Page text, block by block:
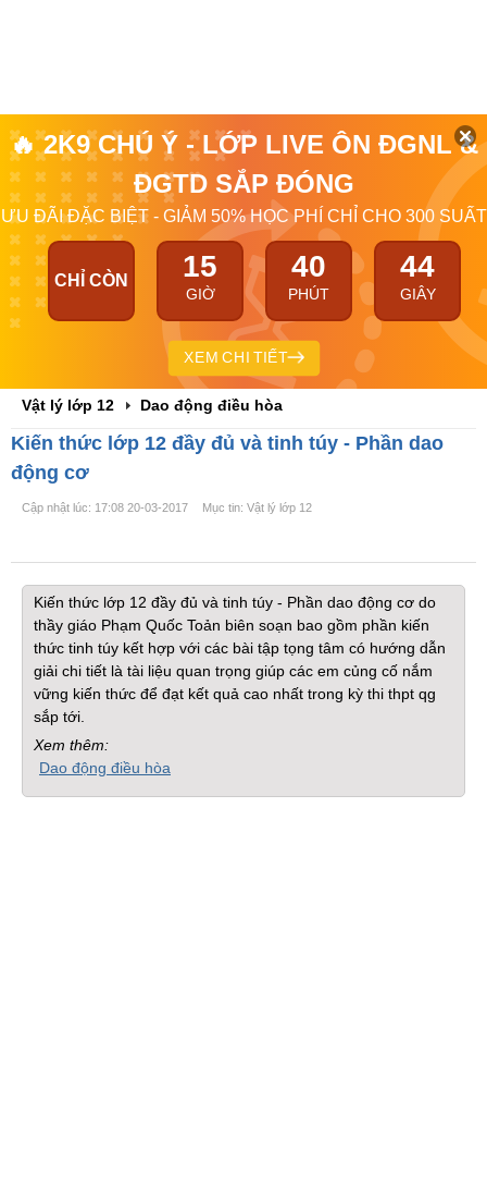
🔥 2K9 CHÚ Ý - LỚP LIVE ÔN ĐGNL &
ĐGTD SẮP ĐÓNG
ƯU ĐÃI ĐẶC BIỆT - GIẢM 50% HỌC PHÍ CHỈ CHO 300 SUẤT
CHỈ CÒN 15
GIỜ
40
PHÚT
42
GIÂY
XEM CHI TIẾT
Vật lý lớp 12 Dao động điều hòa
Kiến thức lớp 12 đầy đủ và tinh túy - Phần dao
động cơ
Cập nhật lúc: 17:08 20-03-2017 Mục tin: Vật lý lớp 12
Kiến thức lớp 12 đầy đủ và tinh túy - Phần dao động cơ do
thầy giáo Phạm Quốc Toản biên soạn bao gồm phần kiến
thức tinh túy kết hợp với các bài tập tọng tâm có hướng dẫn
giải chi tiết là tài liệu quan trọng giúp các em củng cố nắm
vững kiến thức để đạt kết quả cao nhất trong kỳ thi thpt qg
sắp tới.
Xem thêm:
Dao động điều hòa